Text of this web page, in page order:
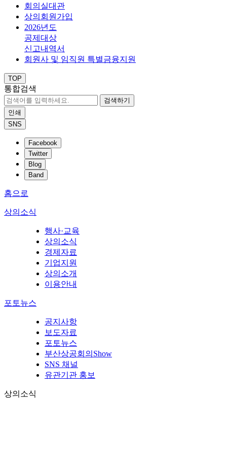
회의실대관
상의회원가입
2026년도
공제대상
신고내역서
회원사 및 임직원 특별금융지원
TOP
통합검색
검색하기
인쇄
SNS
Facebook
Twitter
Blog
Band
홈으로
상의소식
행사·교육
상의소식
경제자료
기업지원
상의소개
이용안내
포토뉴스
공지사항
보도자료
포토뉴스
부산상공회의Show
SNS 채널
유관기관 홍보
상의소식